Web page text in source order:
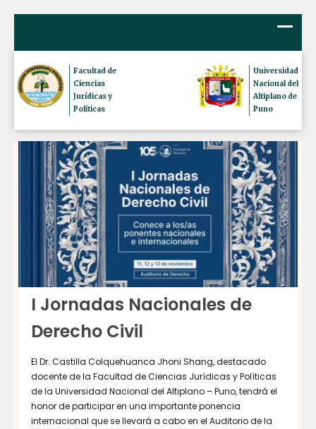
Facultad de
Ciencias
Jurídicas y
Políticas
Universidad
Nacional del
Altiplano de
Puno
I Jornadas Nacionales de
Derecho Civil
El Dr. Castilla Colquehuanca Jhoni Shang, destacado
docente de la Facultad de Ciencias Jurídicas y Políticas
de la Universidad Nacional del Altiplano – Puno, tendrá el
honor de participar en una importante ponencia
internacional que se llevará a cabo en el Auditorio de la